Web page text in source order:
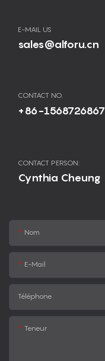
E-MAIL US
sales@alforu.cn
CONTACT NO.
+86-
CONTACT PERSON:
Cynthia Cheung
Nom
E-Mail
Téléphone
Teneur